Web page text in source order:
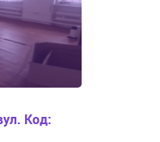
Код: